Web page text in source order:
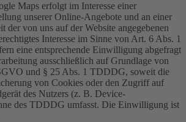
Maps erfolgt im Interesse einer
unserer Online-Angebote und an einer
der von uns auf der Website angegebenen
Interesse im Sinne von Art. 6 Abs. 1
eine entsprechende Einwilligung abgefragt
ausschließlich auf Grundlage von
und § 25 Abs. 1 TDDDG, soweit die
von Cookies oder den Zugriff auf
des Nutzers (z. B. Device-
des TDDDG umfasst. Die Einwilligung ist